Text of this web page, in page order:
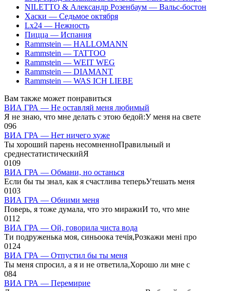
NILETTO & Александр Розенбаум — Вальс-бостон
Хаски — Седьмое октября
Lx24 — Нежность
Пицца — Испания
Rammstein — HALLOMANN
Rammstein — TATTOO
Rammstein — WEIT WEG
Rammstein — DIAMANT
Rammstein — WAS ICH LIEBE
Вам также может понравиться
ВИА ГРА — Не оставляй меня любимый
Я не знаю, что мне делать с этою бедой:У меня на свете
096
ВИА ГРА — Нет ничего хуже
Ты хороший парень несомненноПравильный и
среднестатистическийЯ
0109
ВИА ГРА — Обмани, но останься
Если бы ты знал, как я счастлива теперьУтешать меня
0103
ВИА ГРА — Обними меня
Поверь, я тоже думала, что это миражиИ то, что мне
0112
ВИА ГРА — Ой, говорила чиста вода
Ти подруженька моя, синьоока течія,Розкажи мені про
0124
ВИА ГРА — Отпустил бы ты меня
Ты меня спросил, а я и не ответила,Хорошо ли мне с
084
ВИА ГРА — Перемирие